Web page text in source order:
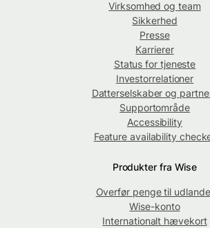
Virksomhed og team
Sikkerhed
Presse
Karrierer
Status for tjeneste
Investorrelationer
Datterselskaber og
Supportområde
Accessibility
Feature availability
Produkter fra Wise
Overfør penge til
Wise-konto
Internationalt hævekort